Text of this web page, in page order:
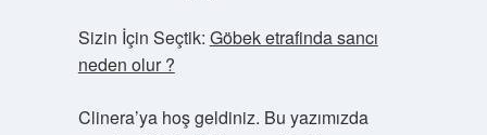
Sizin İçin Seçtik: Göbek etrafinda sancı
neden olur ?
Clinera’ya hoş geldiniz. Bu yazımızda